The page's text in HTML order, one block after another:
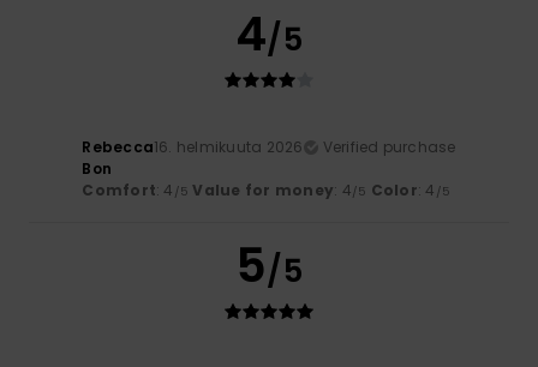
4/5
Rebecca16. helmikuuta 2026
Verified purchase
Bon
Comfort: 4 /5 Value for money: 4/5 Color: 4 /5
5/5